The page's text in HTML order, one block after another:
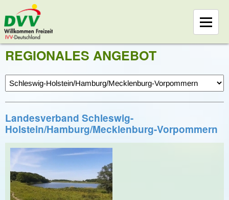
REGIONALES ANGEBOT
Landesverband Schleswig-
Holstein/Hamburg/Mecklenburg-Vorpommern